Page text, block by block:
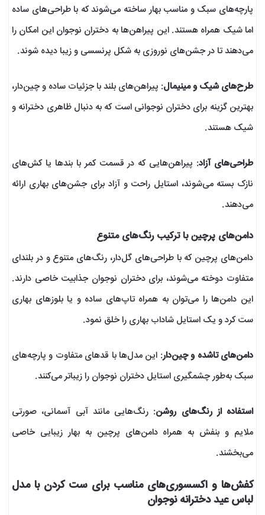
پارچه‌های سبک و مناسب بهار ساخته می‌شوند که با طراحی‌های ساده
اما شیک همراه هستند. این پیراهن‌ها به دختران نوجوان این امکان را
می‌دهند تا در جشن‌های نوروزی به شکل پرنسسی و زیبا دیده شوند.
طرح‌های شیک و مینیمال: پیراهن‌های بلند با جزئیات ساده و چین‌دار،
بهترین گزینه برای دختران نوجوانی است که به دنبال ظاهری دخترانه و
شیک هستند.
طراحی‌های آزاد: پیراهن‌هایی که در قسمت کمر با بندها یا کش‌های
نازک بسته می‌شوند، استایل راحت و آزاد برای جشن‌های بهاری ارائه
می‌دهند.
دامن‌های پرچین با ترکیب رنگ‌های متنوع
دامن‌های پرچین که با طراحی‌های گل‌دار، رنگ‌های متنوع و در بلندای
متفاوت دوخته می‌شوند، برای دختران نوجوان جذابیت خاصی دارند.
این دامن‌ها را می‌توان به همراه تاپ‌های ساده و یا بلوزهای بهاری
ست کرد و یک استایل شاداب بهاری را خلق نمود.
دامن‌های تاشده و چین‌دار: این مدل‌ها با قد‌های متفاوت و پارچه‌های
سبک به‌طور چشمگیری استایل دختران نوجوان را زیباتر می‌کنند.
استفاده از رنگ‌های روشن: رنگ‌هایی مانند آبی آسمانی، صورتی
ملایم و بنفش به همراه دامن‌های پرچین به بهار زیبایی خاصی
می‌بخشند.
کفش‌ها و اکسسوری‌های مناسب برای ست کردن با مدل
لباس عید دخترانه نوجوان